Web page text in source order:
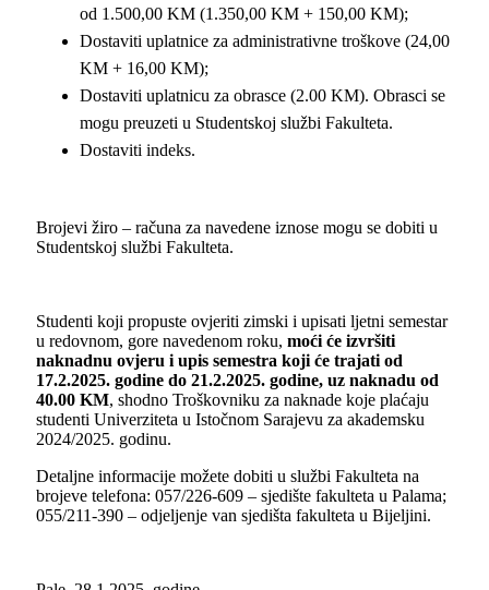
od 1.500,00 KM (1.350,00 KM + 150,00 KM);
Dostaviti uplatnice za administrativne troškove (24,00
KM + 16,00 KM);
Dostaviti uplatnicu za obrasce (2.00 KM). Obrasci se
mogu preuzeti u Studentskoj službi Fakulteta.
Dostaviti indeks.
Brojevi žiro – računa za navedene iznose mogu se dobiti u
Studentskoj službi Fakulteta.
Studenti koji propuste ovjeriti zimski i upisati ljetni semestar
u redovnom, gore navedenom roku, moći će izvršiti
naknadnu ovjeru i upis semestra koji će trajati od
17.2.2025. godine do 21.2.2025. godine, uz naknadu od
40.00 KM, shodno Troškovniku za naknade koje plaćaju
studenti Univerziteta u Istočnom Sarajevu za akademsku
2024/2025. godinu.
Detaljne informacije možete dobiti u službi Fakulteta na
brojeve telefona: 057/226-609 – sjedište fakulteta u Palama;
055/211-390 – odjeljenje van sjedišta fakulteta u Bijeljini.